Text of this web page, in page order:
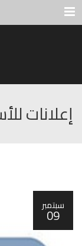
Menu
إعلانات
سبتمبر
09